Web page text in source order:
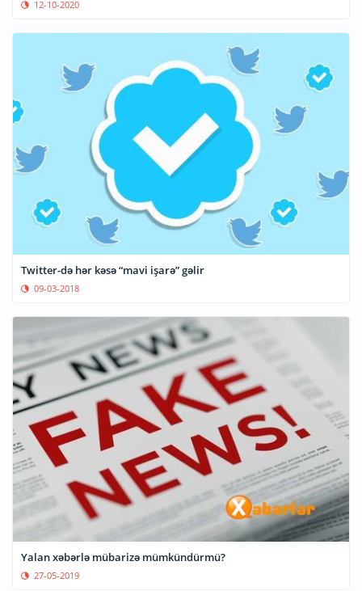
12-10-2020
Twitter-də hər kəsə “mavi işarə” gəlir
09-03-2018
Yalan xəbərlə mübarizə mümkündürmü?
27-05-2019